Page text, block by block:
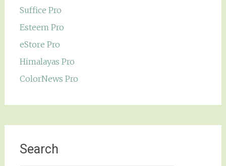
Suffice Pro
Esteem Pro
eStore Pro
Himalayas Pro
ColorNews Pro
Search